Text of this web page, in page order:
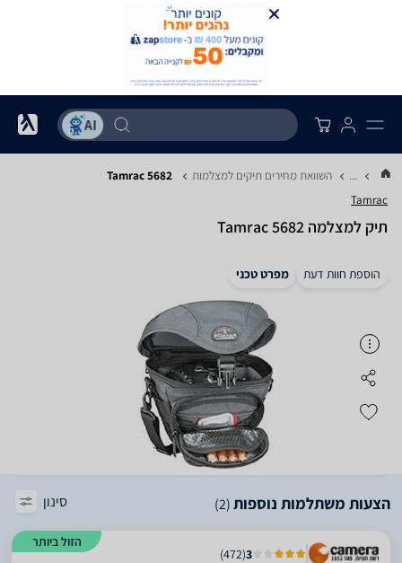
... השוואת מחירים תיקים למצלמות Tamrac 5682
Tamrac
תיק למצלמה Tamrac 5682
הוספת חוות דעת מפרט טכני
הצעות משתלמות נוספות(2) סינון
הזול ביותר
3
(
472
)